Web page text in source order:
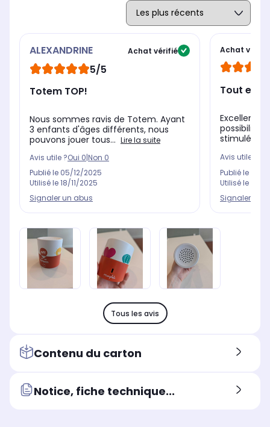
ALEXANDRINE Achat vérifié
5/5
Totem TOP!
Nous sommes ravis de Totem. Ayant
3 enfants d'âges différents, nous
pouvons jouer tous... Lire la suite
Avis utile ?Oui 0|Non 0
Publié le 05/12/2025
Utilisé le18/11/2025
Signaler un abus
Achat vérifié
Tout est
Excellent
possibilités
stimulée,
Avis utile ?
Publié le
Utilisé le
Signaler un
Tous les avis
Contenu du carton
Notice, fiche technique...